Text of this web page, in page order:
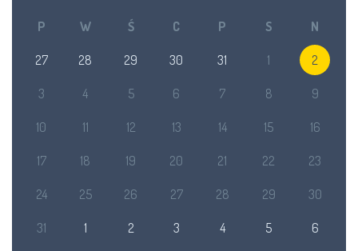
P W Ś C P S N
27 28 29 30 31 1 2
3 4 5 6 7 8 9
10 11 12 13 14 15 16
17 18 19 20 21 22 23
24 25 26 27 28 29 30
31 1 2 3 4 5 6